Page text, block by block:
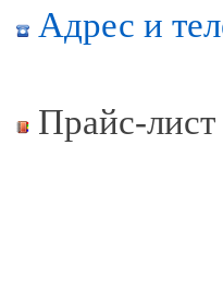
Адрес и
Прайс-